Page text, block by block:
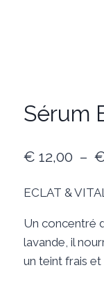
Sérum
€ 12,00 –
ECLAT &
Un concentré
lavande, il
un teint frais et